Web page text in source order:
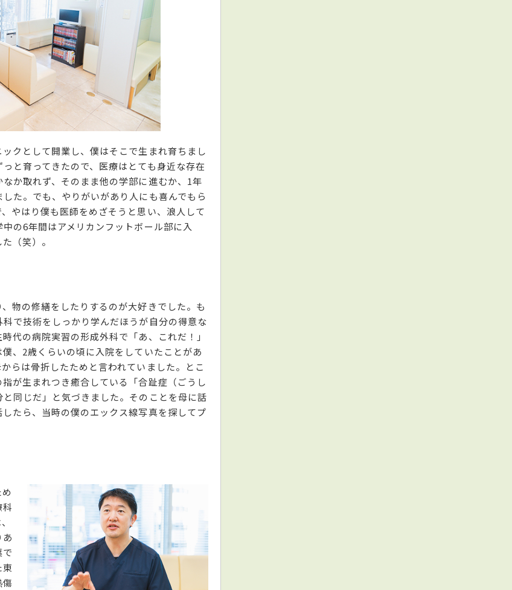
クとして開業し、僕はそこで生まれ育ちまし
と育ってきたので、医療はとても身近な存在
か取れず、そのまま他の学部に進むか、1年
た。でも、やりがいがあり人にも喜んでもら
やはり僕も医師をめざそうと思い、浪人して
の6年間はアメリカンフットボール部に入
（笑）。
物の修繕をしたりするのが大好きでした。も
で技術をしっかり学んだほうが自分の得意な
代の病院実習の形成外科で「あ、これだ！」
、2歳くらいの頃に入院をしていたことがあ
らは骨折したためと言われていました。とこ
が生まれつき癒合している「合趾症（ごうし
同じだ」と気づきました。そのことを母に話
たら、当時の僕のエックス線写真を探してプ